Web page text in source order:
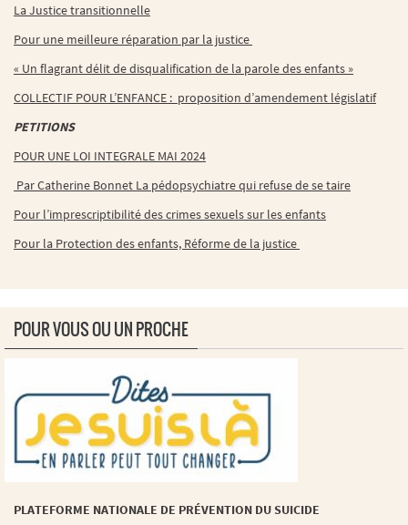
La Justice transitionnelle
Pour une meilleure réparation par la justice
« Un flagrant délit de disqualification de la parole des enfants »
COLLECTIF POUR L’ENFANCE : proposition d’amendement législatif
PETITIONS
POUR UNE LOI INTEGRALE MAI 2024
Par Catherine Bonnet La pédopsychiatre qui refuse de se taire
Pour l’imprescriptibilité des crimes sexuels sur les enfants
Pour la Protection des enfants, Réforme de la justice
POUR VOUS OU UN PROCHE
PLATEFORME NATIONALE DE PRÉVENTION DU SUICIDE